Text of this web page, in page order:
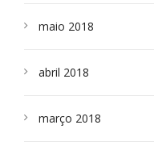
maio 2018
abril 2018
março 2018